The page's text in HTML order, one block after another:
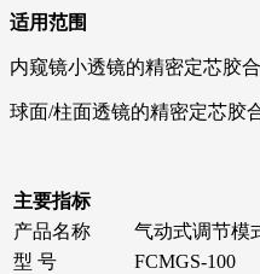
适用范围
内窥镜小透镜的精密定芯胶合
球面/柱面透镜的精密定芯胶
主要指标
产品名称
气动式调节模
型 号
FCMGS-100